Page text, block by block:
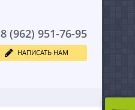
8 (962) 951-76-95
НАПИСАТЬ НАМ